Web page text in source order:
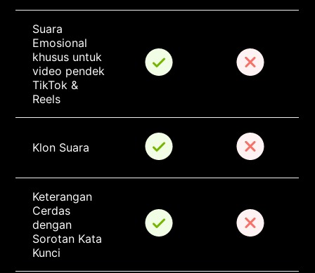
Suara
Emosional
khusus untuk
video pendek
TikTok &
Reels
Klon Suara
Keterangan
Cerdas
dengan
Sorotan Kata
Kunci